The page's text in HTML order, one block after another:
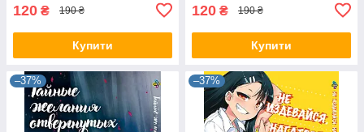
120 ₴ 190 ₴
Купити
120 ₴ 190 ₴
Купити
–37% –37%